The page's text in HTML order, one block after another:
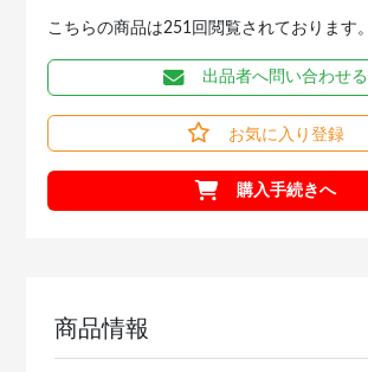
こちらの商品は251回閲覧されております。
出品者へ問い合わせる
お気に入り登録
購入手続きへ
商品情報